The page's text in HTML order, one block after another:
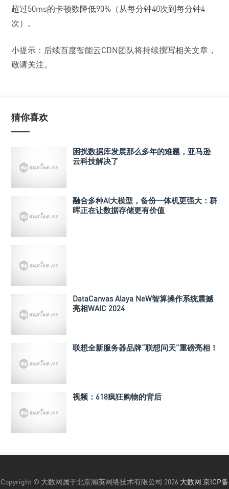
超过50ms的卡顿数降低90%（从每分钟40次到每分钟4
次）。
小提示：后续百度智能云CDN团队将持续撰写相关文章，
敬请关注。
猜你喜欢
困扰数据库发展那么多年的难题，亚马逊
云科技解决了
融合多种AI大模型，备份一体机更强大：群
晖正在让数据存储更有价值
DataCanvas Alaya NeW智算操作系统震撼
亮相WAIC 2024
联想全新服务器品牌“联想问天”重磅亮相！
视频：618疯狂购物的背后
Copyright © 大数网属于北京瀚英网络技术有限公司 2026 大数网 京ICP备